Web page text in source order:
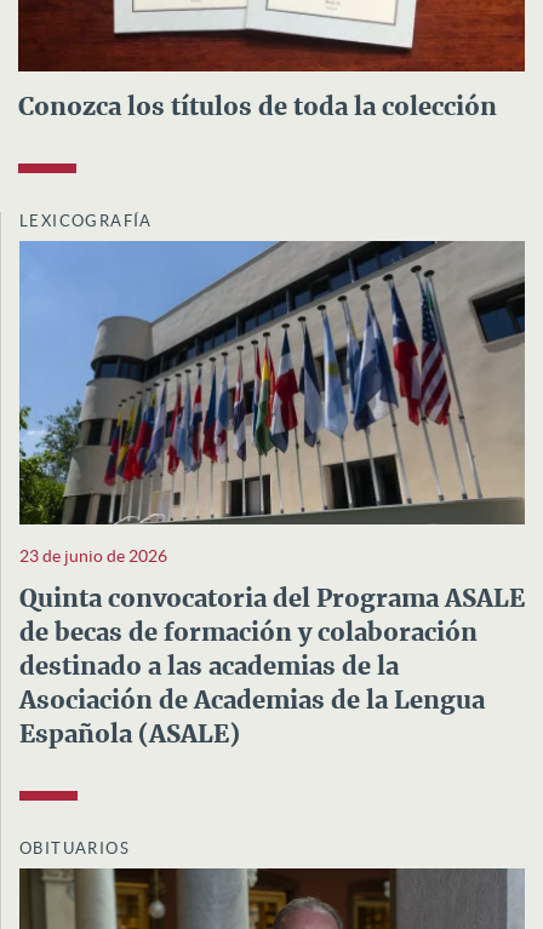
Conozca los títulos de toda la colección
LEXICOGRAFÍA
23 de junio de 2026
Quinta convocatoria del Programa ASALE
de becas de formación y colaboración
destinado a las academias de la
Asociación de Academias de la Lengua
Española (ASALE)
OBITUARIOS